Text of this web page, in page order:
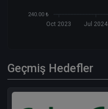
240.00 ₺
Oct 2023 Jul 2024
Geçmiş Hedefler